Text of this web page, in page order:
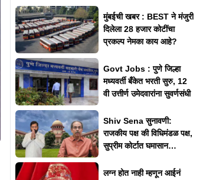
मुंबईची खबर : BEST ने मंजुरी
दिलेला 28 हजार कोटींचा
प्रकल्प नेमका काय आहे?
Govt Jobs : पुणे जिल्हा
मध्यवर्ती बँकेत भरती सुरु, 12
वी उत्तीर्ण उमेदवारांना सुवर्णसंधी
Shiv Sena सुनावणी:
राजकीय पक्ष की विधिमंडळ पक्ष,
सुप्रीम कोर्टात घमासान
लग्न होत नाही म्हणून आईनं